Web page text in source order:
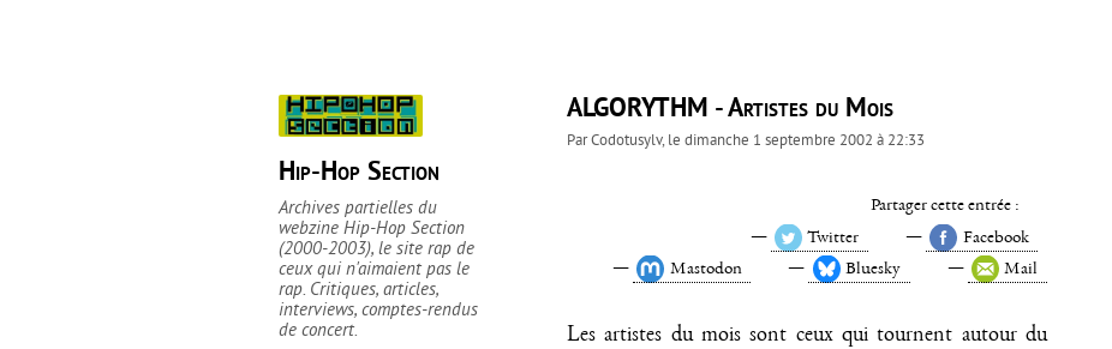
Hip-Hop Section
Archives partielles du
webzine Hip-Hop Section
(2000-2003), le site rap de
ceux qui n'aimaient pas le
rap. Critiques, articles,
interviews, comptes-rendus
de concert.
ALGORYTHM - Artistes du Mois
ParCodotusylv, le dimanche 1 septembre 2002 à 22:33
Partager cette entrée :
Twitter
Facebook
Mastodon
Bluesky Mail
Les artistes du mois sont ceux qui tournent autour du